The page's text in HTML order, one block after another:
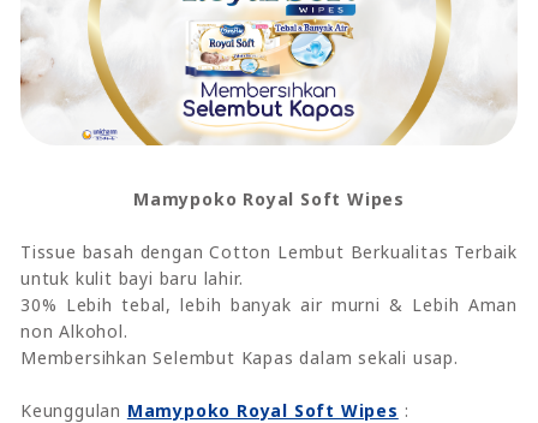
Mamypoko Royal Soft Wipes
Tissue basah dengan Cotton Lembut Berkualitas Terbaik
untuk kulit bayi baru lahir.
30% Lebih tebal, lebih banyak air murni & Lebih Aman
non Alkohol.
Membersihkan Selembut Kapas dalam sekali usap.
Keunggulan Mamypoko Royal Soft Wipes :